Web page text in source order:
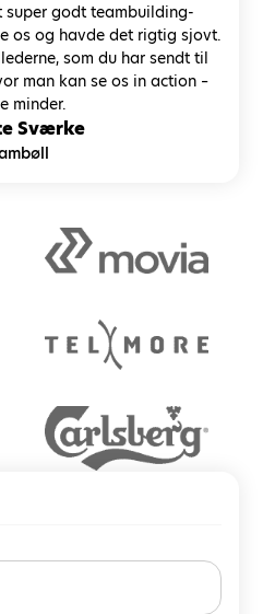
super godt teambuilding-
os og havde det rigtig sjovt.
som du har sendt til
man kan se os in action –
minder.
Sværke